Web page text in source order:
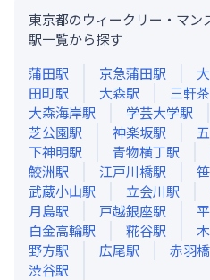
東京都のウィークリー・マン
駅一覧から探す
蒲田駅 京急蒲田駅
田町駅 大森駅 三軒
大森海岸駅 学芸大学駅
芝公園駅 神楽坂駅
下神明駅 青物横丁駅
鮫洲駅 江戸川橋駅
武蔵小山駅 立会川駅
月島駅 戸越銀座駅
白金高輪駅 糀谷駅
野方駅 広尾駅 赤羽橋
渋谷駅